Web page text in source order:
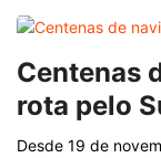
Centenas
rota pelo
Desde 19 de